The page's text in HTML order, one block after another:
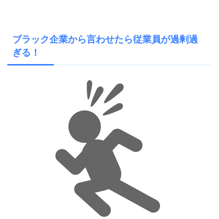
ブラック企業から言わせたら従業員が過剰過
ぎる！